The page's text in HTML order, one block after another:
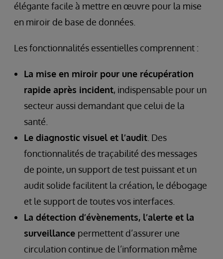
élégante facile à mettre en œuvre pour la mise
en miroir de base de données.
Les fonctionnalités essentielles comprennent :
La mise en miroir pour une récupération
rapide après incident, indispensable pour un
secteur aussi demandant que celui de la
santé.
Le diagnostic visuel et l’audit . Des
fonctionnalités de traçabilité des messages
de pointe, un support de test puissant et un
audit solide facilitent la création, le débogage
et le support de toutes vos interfaces.
La détection d’évènements, l’alerte et la
surveillance permettent d’assurer une
circulation continue de l’information même